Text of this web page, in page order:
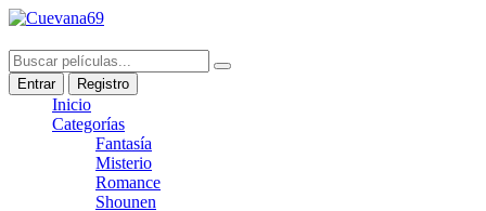
Entrar Registro
Inicio
Categorías
Fantasía
Misterio
Romance
Shounen